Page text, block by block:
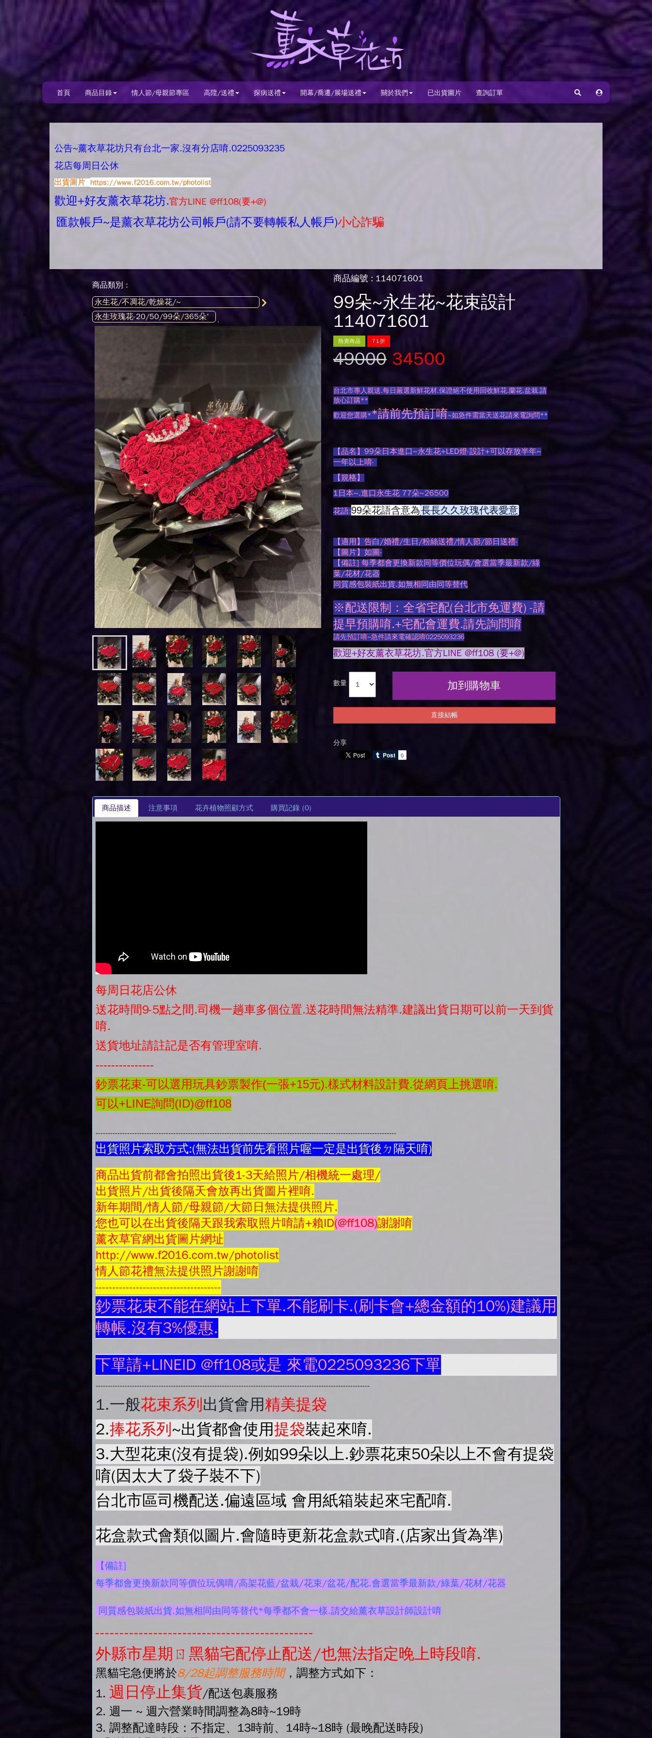
首頁 商品目錄 情人節/母親節專區 高陞/送禮 探病送禮 開幕/喬遷/展場送禮 關於我們 已出貨圖片 查詢訂單
公告~薰衣草花坊只有台北一家.沒有分店唷.0225093235
花店每周日公休
出貨圖片 https://www.f2016.com.tw/photolist
歡迎+好友薰衣草花坊.官方LINE @ff108(要+@)
匯款帳戶~是薰衣草花坊公司帳戶(請不要轉帳私人帳戶)小心詐騙
商品類別 :
商品編號 : 114071601
99朵~永生花~花束設計
114071601
熱賣商品 71折
49000 34500
台北市專人親送.每日嚴選新鮮花材.保證絕不使用回收鮮花.蘭花.盆栽.請
放心訂購**
歡迎您選購**請前先預訂唷~如急件需當天送花請來電詢問**
【品名】99朵日本進口~永生花+LED燈-設計+可以存放半年~
一年以上唷-
【規格】
1日本~.進口永生花 77朵~26500
花語:99朵花語含意為長長久久玫瑰代表愛意
【適用】告白/婚禮/生日/粉絲送禮/情人節/節日送禮-
【圖片】如圖-
【備註] 每季都會更換新款同等價位玩偶/會選當季最新款/綠
葉/花材/花器
同質感包裝紙出貨.如無相同由同等替代
※配送限制：全省宅配(台北市免運費) -請
提早預購唷.+宅配會運費.請先詢問唷
請先預訂唷~急件請來電確認唷0225093236
歡迎+好友薰衣草花坊.官方LINE @ff108 (要+@)
數量 加到購物車
直接結帳
分享
商品描述 注意事項 花卉植物照顧方式 購買記錄 (0)
每周日花店公休
送花時間9-5點之間.司機一趟車多個位置.送花時間無法精準.建議出貨日期可以前一天到貨
唷.
送貨地址請註記是否有管理室唷.
---------------
鈔票花束-可以選用玩具鈔票製作(一張+15元).樣式材料設計費.從網頁上挑選唷.
可以+LINE詢問(ID)@ff108
----------------------------------------------------------------------------------------------------------------------------
出貨照片索取方式:(無法出貨前先看照片喔一定是出貨後ㄉ隔天唷)
商品出貨前都會拍照出貨後1-3天給照片/相機統一處理/
出貨照片/出貨後隔天會放再出貨圖片裡唷.
新年期間/情人節/母親節/大節日無法提供照片.
您也可以在出貨後隔天跟我索取照片唷請+賴ID(@ff108)謝謝唷
薰衣草官網出貨圖片網址
http://www.f2016.com.tw/photolist
情人節花禮無法提供照片謝謝唷
-------------------------------------
鈔票花束不能在網站上下單.不能刷卡.(刷卡會+總金額的10%)建議用
轉帳.沒有3%優惠.
下單請+LINEID @ff108或是 來電0225093236下單
-----------------------------------------------------------------------------------------------------------------
1.一般花束系列出貨會用精美提袋
2.捧花系列~出貨都會使用提袋裝起來唷.
3.大型花束(沒有提袋).例如99朵以上.鈔票花束50朵以上不會有提袋
唷(因太大了袋子裝不下)
台北市區司機配送.偏遠區域 會用紙箱裝起來宅配唷.
花盒款式會類似圖片.會隨時更新花盒款式唷.(店家出貨為準)
【備註]
每季都會更換新款同等價位玩偶唷/高架花藍/盆栽/花束/盆花/配花.會選當季最新款/綠葉/花材/花器
同質感包裝紙出貨.如無相同由同等替代*每季都不會一樣.請交給薰衣草設計師設計唷
---------------------------------------------
外縣市星期ㄖ黑貓宅配停止配送/也無法指定晚上時段唷.
黑貓宅急便將於8/28起調整服務時間，調整方式如下：
1. 週日停止集貨/配送包裹服務
2. 週一 ~ 週六營業時間調整為8時~19時
3. 調整配達時段：不指定、13時前、14時~18時 (最晚配送時段)